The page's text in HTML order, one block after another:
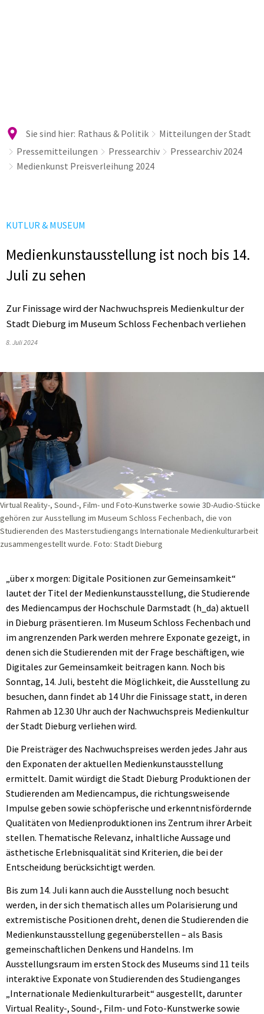
Sie sind hier: Rathaus & Politik
Mitteilungen der Stadt
Pressemitteilungen
Pressearchiv
Pressearchiv 2024
Medienkunst Preisverleihung 2024
KUTLUR & MUSEUM
Medienkunstausstellung ist noch bis 14.
Juli zu sehen
Zur Finissage wird der Nachwuchspreis Medienkultur der
Stadt Dieburg im Museum Schloss Fechenbach verliehen
8. Juli 2024
Virtual Reality-, Sound-, Film- und Foto-Kunstwerke sowie 3D-Audio-Stücke
gehören zur Ausstellung im Museum Schloss Fechenbach, die von
Studierenden des Masterstudiengangs Internationale Medienkulturarbeit
zusammengestellt wurde. Foto: Stadt Dieburg
„über x morgen: Digitale Positionen zur Gemeinsamkeit“
lautet der Titel der Medienkunstausstellung, die Studierende
des Mediencampus der Hochschule Darmstadt (h_da) aktuell
in Dieburg präsentieren. Im Museum Schloss Fechenbach und
im angrenzenden Park werden mehrere Exponate gezeigt, in
denen sich die Studierenden mit der Frage beschäftigen, wie
Digitales zur Gemeinsamkeit beitragen kann. Noch bis
Sonntag, 14. Juli, besteht die Möglichkeit, die Ausstellung zu
besuchen, dann findet ab 14 Uhr die Finissage statt, in deren
Rahmen ab 12.30 Uhr auch der Nachwuchspreis Medienkultur
der Stadt Dieburg verliehen wird.
Die Preisträger des Nachwuchspreises werden jedes Jahr aus
den Exponaten der aktuellen Medienkunstausstellung
ermittelt. Damit würdigt die Stadt Dieburg Produktionen der
Studierenden am Mediencampus, die richtungsweisende
Impulse geben sowie schöpferische und erkenntnisfördernde
Qualitäten von Medienproduktionen ins Zentrum ihrer Arbeit
stellen. Thematische Relevanz, inhaltliche Aussage und
ästhetische Erlebnisqualität sind Kriterien, die bei der
Entscheidung berücksichtigt werden.
Bis zum 14. Juli kann auch die Ausstellung noch besucht
werden, in der sich thematisch alles um Polarisierung und
extremistische Positionen dreht, denen die Studierenden die
Medienkunstausstellung gegenüberstellen – als Basis
gemeinschaftlichen Denkens und Handelns. Im
Ausstellungsraum im ersten Stock des Museums sind 11 teils
interaktive Exponate von Studierenden des Studienganges
„Internationale Medienkulturarbeit“ ausgestellt, darunter
Virtual Reality-, Sound-, Film- und Foto-Kunstwerke sowie